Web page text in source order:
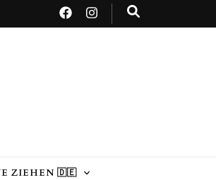
ZIEHEN 🇩🇪